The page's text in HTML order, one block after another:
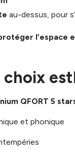
au-dessus, pour
l’espace
choix
QFORT 5
et phonique